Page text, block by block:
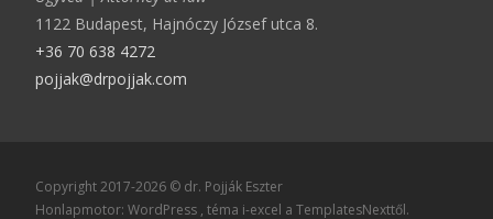
1122 Budapest, Hajnóczy József utca 8.
+36 70 638 4272
pojjak@drpojjak.com
Copyright 2017-2026 © dr. Pojják Eszter
Honlapmotor: WordPress , téma i-excel a TemplatesNexttől.